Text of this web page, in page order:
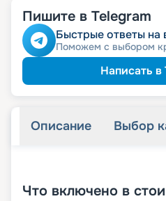
Скидка
пенсионерам
Скидка сотрудникам
Скидкаветеранам
Скидка многодетным
Пишите в Telegram
Быстрые ответы на
Поможем с выбором
Написать в
Описание Выбор
Что включено в